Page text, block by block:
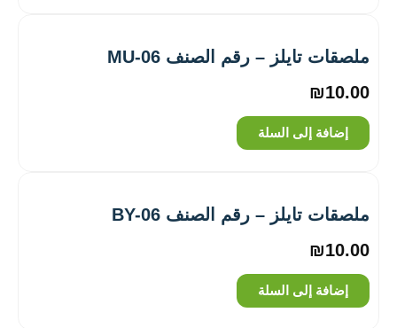
ملصقات تايلز – رقم الصنف MU-06
₪10.00
إضافة إلى السلة
ملصقات تايلز – رقم الصنف BY-06
₪10.00
إضافة إلى السلة